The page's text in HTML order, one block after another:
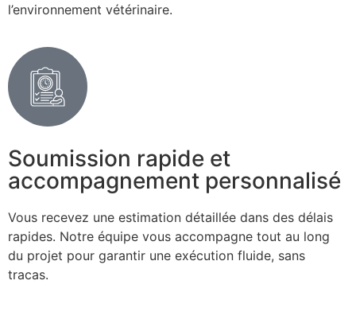
l’environnement vétérinaire.
Soumission rapide et
accompagnement personnalisé
Vous recevez une estimation détaillée dans des délais
rapides. Notre équipe vous accompagne tout au long
du projet pour garantir une exécution fluide, sans
tracas.